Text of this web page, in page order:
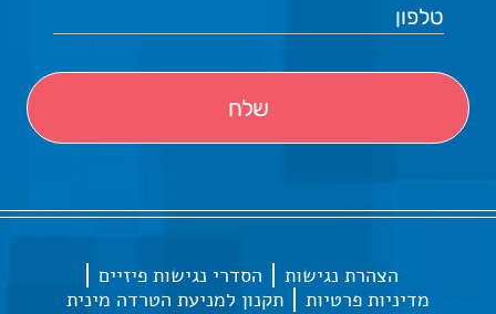
הצהרת נגישות
הסדרי נגישות פיזיים
מדיניות פרטיות
תקנון למניעת הטרדה מינית